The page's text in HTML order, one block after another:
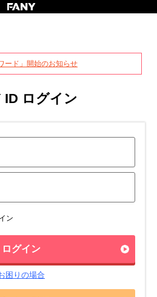
ード」開始のお知らせ
ID ログイン
ン
ログイン
困りの場合